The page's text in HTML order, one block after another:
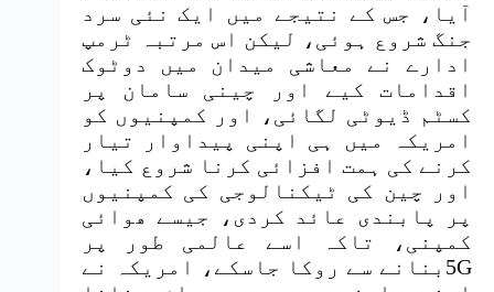
آیا، جس کے نتیجے میں ایک نئی سرد
جنگ شروع ہوئی، لیکن اس مرتبہ ٹرمپ
ادارے نے معاشی میدان میں دوٹوک
اقدامات کیے اور چینی سامان پر
کسٹم ڈیوٹی لگائی، اور کمپنیوں کو
امریکہ میں ہی اپنی پیداوار تیار
کرنے کی ہمت افزائی کرنا شروع کیا،
اور چین کی ٹیکنالوجی کی کمپنیوں
پر پابندی عائد کردی، جیسے ھوائی
کمپنی، تاکہ اسے عالمی طور پر
5Gبنانے سے روکا جاسکے، امریکہ نے